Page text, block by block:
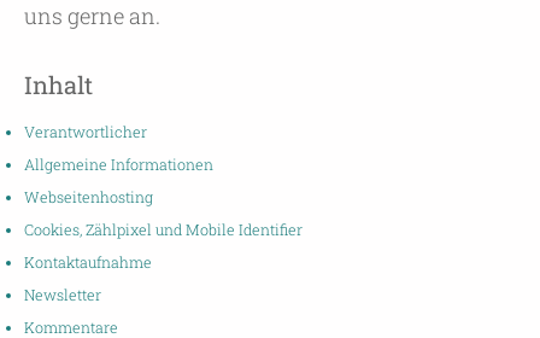
uns gerne an.
Inhalt
Verantwortlicher
Allgemeine Informationen
Webseitenhosting
Cookies, Zählpixel und Mobile Identifier
Kontaktaufnahme
Newsletter
Kommentare